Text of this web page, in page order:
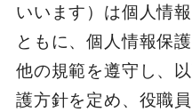
いいます）は個人情
ともに、個人情報保
他の規範を遵守し、
護方針を定め、役職